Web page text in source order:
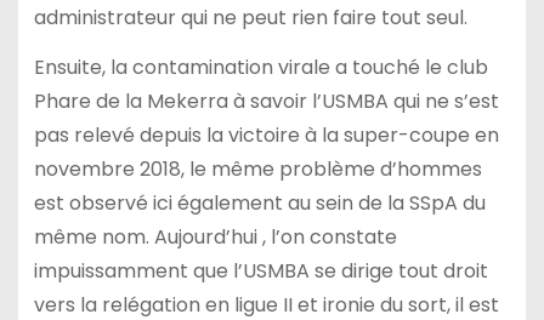
administrateur qui ne peut rien faire tout seul.
Ensuite, la contamination virale a touché le club
Phare de la Mekerra à savoir l’USMBA qui ne s’est
pas relevé depuis la victoire à la super-coupe en
novembre 2018, le même problème d’hommes
est observé ici également au sein de la SSpA du
même nom. Aujourd’hui , l’on constate
impuissamment que l’USMBA se dirige tout droit
vers la relégation en ligue II et ironie du sort, il est